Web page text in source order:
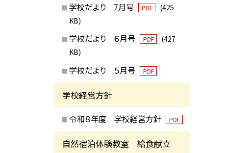
学校だより 7月号 PDF
(425
KB)
学校だより ６月号 PDF
(427
KB)
学校だより ５月号 PDF
学校経営方針
令和８年度 学校経営方針 PDF
自然宿泊体験教室 給食献立